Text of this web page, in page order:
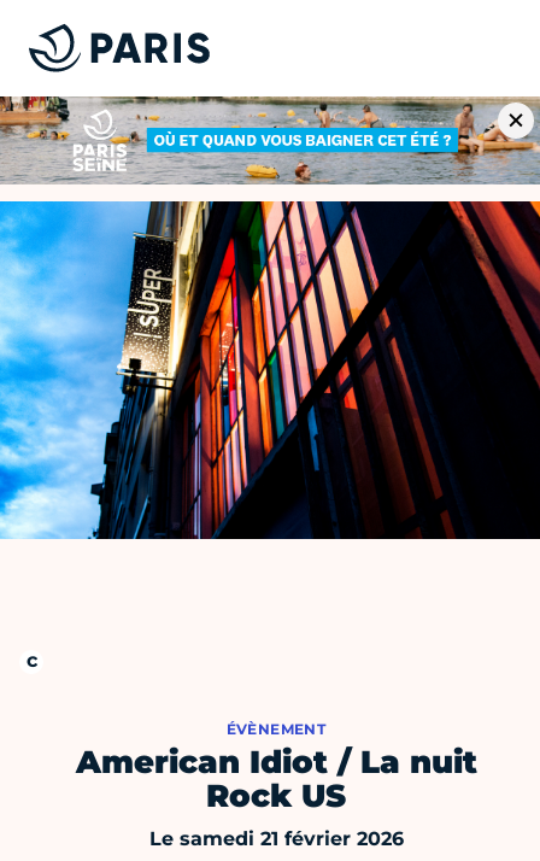
ÉVÈNEMENT
American Idiot / La nuit
Rock US
Le samedi 21 février 2026